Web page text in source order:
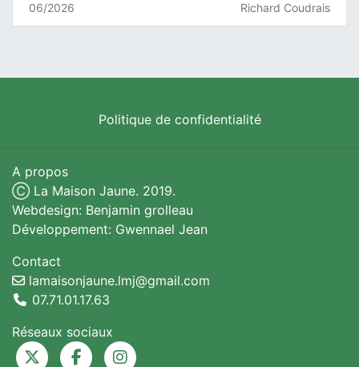
06/2026 Richard Coudrais
Politique de confidentialité
A propos
Ⓒ La Maison Jaune. 2019.
Webdesign: Benjamin grolleau
Développement: Gwennael Jean
Contact
lamaisonjaune.lmj@gmail.com
07.71.01.17.63
Réseaux sociaux